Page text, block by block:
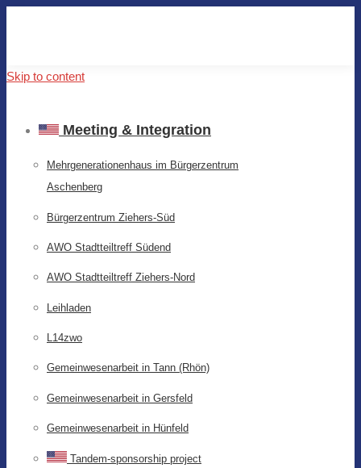
Skip to content
Meeting & Integration
Mehrgenerationenhaus im Bürgerzentrum
Aschenberg
Bürgerzentrum Ziehers-Süd
AWO Stadtteiltreff Südend
AWO Stadtteiltreff Ziehers-Nord
Leihladen
L14zwo
Gemeinwesenarbeit in Tann (Rhön)
Gemeinwesenarbeit in Gersfeld
Gemeinwesenarbeit in Hünfeld
Tandem-sponsorship project